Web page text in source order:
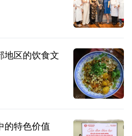
地区的饮食文
的特色价值